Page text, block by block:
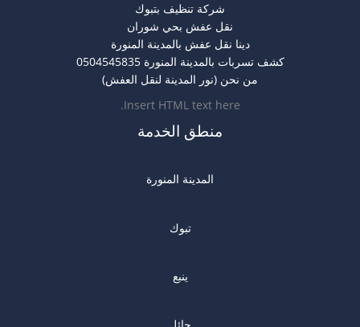
شركة تنظيف بتبوك
نقل عفش بحي شوران
دينا نقل عفش بالمدينة المنورة
كشف تسربات بالمدينة المنورة 0504545835
من نحن (نور المدينة لنقل العفش)
Insert HTML text here.
منطق الخدمة
المدينة المنورة
تبوك
ينبع